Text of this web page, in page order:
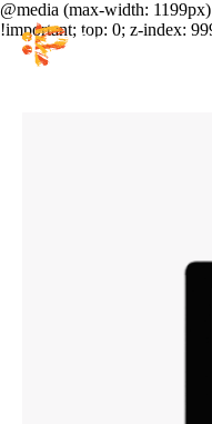
@media (max-width:
!important; top: 0; z-index: